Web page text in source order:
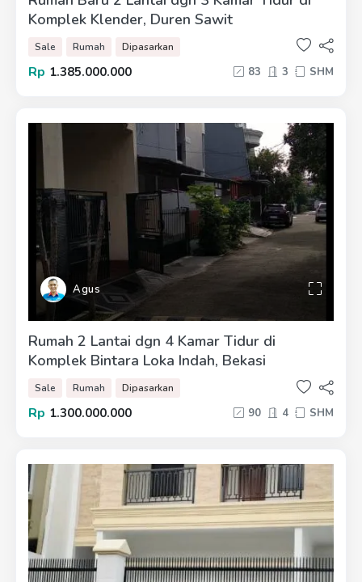
Komplek Klender, Duren Sawit
Sale Rumah Dipasarkan
Rp 1.385.000.000 83 3 SHM
Agus
Rumah 2 Lantai dgn 4 Kamar Tidur di
Komplek Bintara Loka Indah, Bekasi
Sale Rumah Dipasarkan
Rp 1.300.000.000 90 4 SHM